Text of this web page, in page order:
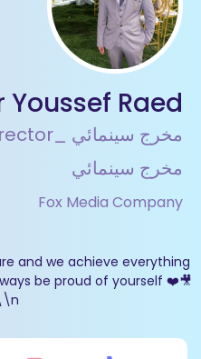
Raed
مخرج سينمائي _cinema Director
مخرج سينمائي
Fox Media Company
and we achieve everything
be proud of yourself ❤️🎥